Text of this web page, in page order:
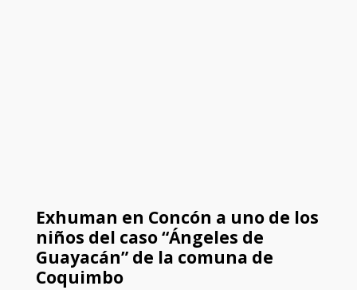
Exhuman en Concón a uno de los
niños del caso “Ángeles de
Guayacán” de la comuna de
Coquimbo